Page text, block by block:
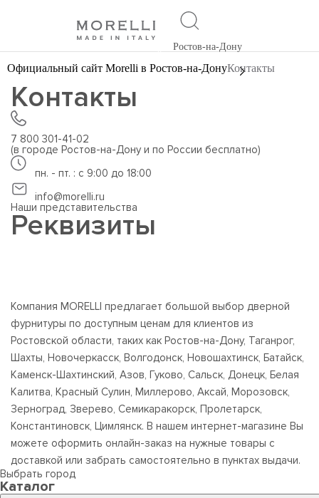
Ростов-на-Дону
Официальный сайт Morelli в Ростов-на-ДонуКонтакты
Контакты
7 800 301-41-02
(в городе Ростов-на-Дону и по России бесплатно)
пн. - пт. : с 9:00 до 18:00
info@morelli.ru
Наши представительства
Реквизиты
Компания MORELLI предлагает большой выбор дверной
фурнитуры по доступным ценам для клиентов из
Ростовской области, таких как Ростов-на-Дону, Таганрог,
Шахты, Новочеркасск, Волгодонск, Новошахтинск, Батайск,
Каменск-Шахтинский, Азов, Гуково, Сальск, Донецк, Белая
Калитва, Красный Сулин, Миллерово, Аксай, Морозовск,
Зерноград, Зверево, Семикаракорск, Пролетарск,
Константиновск, Цимлянск. В нашем интернет-магазине Вы
можете оформить онлайн-заказ на нужные товары с
доставкой или забрать самостоятельно в пунктах выдачи.
Выбрать город
Каталог